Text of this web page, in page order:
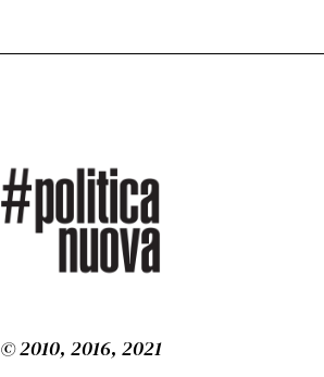
© 2010, 2016, 2021